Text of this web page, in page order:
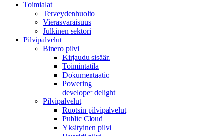
Toimialat
Terveydenhuolto
Vierasvaraisuus
Julkinen sektori
Pilvipalvelut
Binero pilvi
Kirjaudu sisään
Toimintatila
Dokumentaatio
Powering
developer delight
Pilvipalvelut
Ruotsin pilvipalvelut
Public Cloud
Yksityinen pilvi